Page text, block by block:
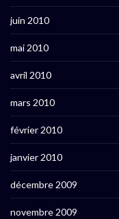
juin 2010
mai 2010
avril 2010
mars 2010
février 2010
janvier 2010
décembre 2009
novembre 2009